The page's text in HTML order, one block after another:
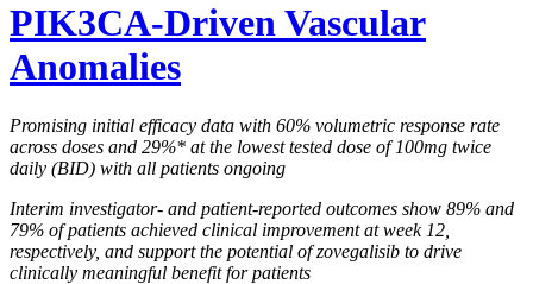
PIK3CA-Driven Vascular
Anomalies
Promising initial efficacy data with 60% volumetric response rate
across doses and 29%* at the lowest tested dose of 100mg twice
daily (BID) with all patients ongoing
Interim investigator- and patient-reported outcomes show 89% and
79% of patients achieved clinical improvement at week 12,
respectively, and support the potential of zovegalisib to drive
clinically meaningful benefit for patients